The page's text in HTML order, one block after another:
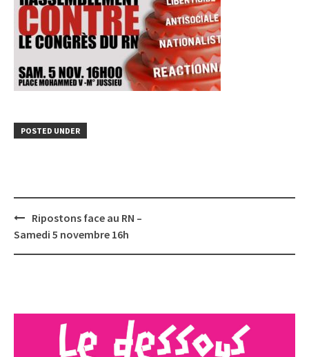
POSTED UNDER
Post
navigation
Ripostons face au RN –
Samedi 5 novembre 16h